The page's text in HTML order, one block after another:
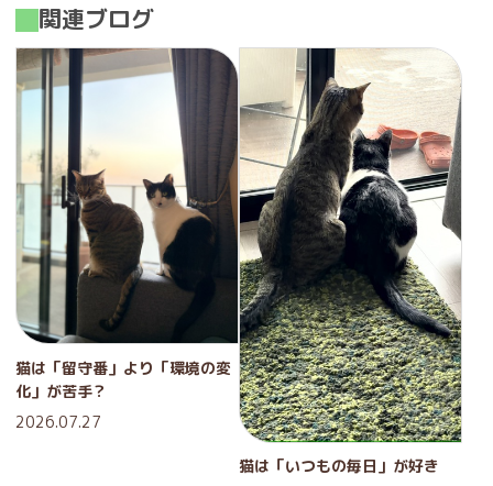
関連ブログ
猫は「留守番」より「環境の変
化」が苦手？
2026.07.27
猫は「いつもの毎日」が好き